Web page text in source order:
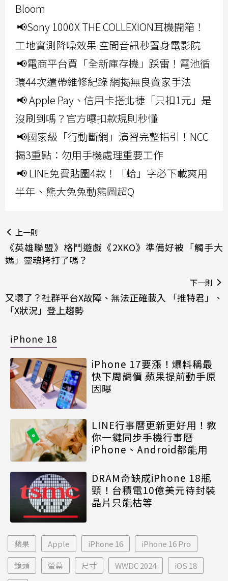
Bloom
📢Sony 1000X THE COLLEXION耳機開箱！
工地實測降噪效果 空間音訊秒置身電影院
📢電商平台買「全新庫存機」踩雷！電池循
環44次還帶維修紀錄 網揭無良賣家手法
📢 Apple Pay、信用卡搭北捷「只扣1元」是
沒刷到嗎？官方曝扣款規則秒懂
📢國家級「行動斷網」演習完整指引！NCC
揭3重點：勿用手機處理重要工作
📢 LINE免費貼圖4款！「蛤」字必下載爽用
半年、熊大兔兔動態圖超Q
上一則
《英雄聯盟》格鬥遊戲《2XKO》準備好被「觸手大
媽」靈魂拷打了嗎？
下一則
又壞了？社群平台X故障、無法正確載入 「推特君」、
「X狀況」登上趨勢
iPhone 18
iPhone 17要漲！爆料稱最
快下周調價 蘋果提前動手原
因曝
LINE行事曆更新更好用！教
你一鍵同步手機行事曆
iPhone、Android都能用
DRAM奇缺成iPhone 18瓶
頸！台積電10億美元待封裝
晶片只能枯等
蘋果 Apple iPhone 16 iPhone 16 Pro
鏡頭 螢幕 尺寸 WWDC 2024 iOS 18